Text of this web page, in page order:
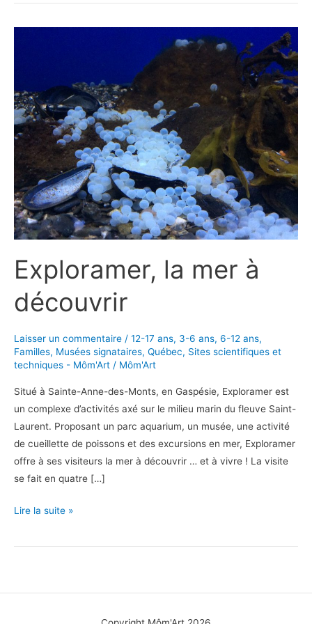
Exploramer, la mer à
découvrir
Laisser un commentaire / 12-17 ans, 3-6 ans, 6-12 ans,
Familles, Musées signataires, Québec, Sites scientifiques et
techniques - Môm'Art / Môm'Art
Situé à Sainte-Anne-des-Monts, en Gaspésie, Exploramer est
un complexe d’activités axé sur le milieu marin du fleuve Saint-
Laurent. Proposant un parc aquarium, un musée, une activité
de cueillette de poissons et des excursions en mer, Exploramer
offre à ses visiteurs la mer à découvrir … et à vivre ! La visite
se fait en quatre […]
Exploramer,
mer
Lire la suite »